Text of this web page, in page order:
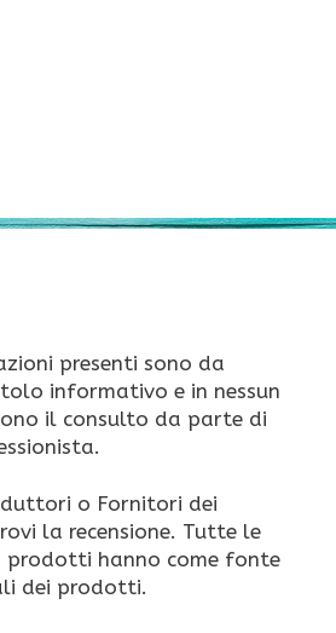
presenti sono da
informativo e in nessun
il consulto da parte di
o Fornitori dei
la recensione. Tutte le
prodotti hanno come fonte
dei prodotti.